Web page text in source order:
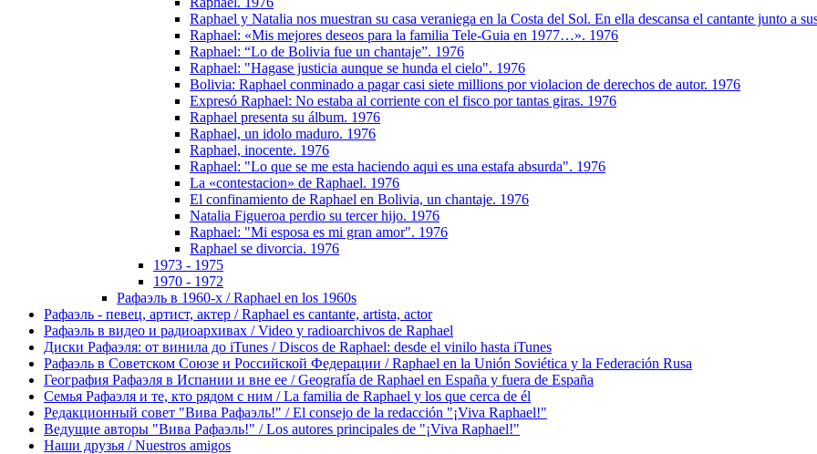
Raphael y Natalia nos muestran su casa veraniega en la Costa del Sol. En ella descansa el cantante junto a
Raphael: «Mis mejores deseos para la familia Tele-Guia en 1977…». 1976
Raphael: “Lo de Bolivia fue un chantaje”. 1976
Raphael: "Hagase justicia aunque se hunda el cielo". 1976
Bolivia: Raphael conminado a pagar casi siete millions por violacion de derechos de autor. 1976
Expresó Raphael: No estaba al corriente con el fisco por tantas giras. 1976
Raphael presenta su álbum. 1976
Raphael, un idolo maduro. 1976
Raphael, inocente. 1976
Raphael: "Lo que se me esta haciendo aqui es una estafa absurda". 1976
La «contestacion» de Raphael. 1976
El confinamiento de Raphael en Bolivia, un chantaje. 1976
Natalia Figueroa perdio su tercer hijo. 1976
Raphael: "Mi esposa es mi gran amor". 1976
Raphael se divorcia. 1976
1973 - 1975
1970 - 1972
Рафаэль в 1960-х / Raphael en los 1960s
Рафаэль - певец, артист, актер / Raphael es cantante, artista, actor
Рафаэль в видео и радиоархивах / Video y radioarchivos de Raphael
Диски Рафаэля: от винила до iTunes / Discos de Raphael: desde el vinilo hasta iTunes
Рафаэль в Советском Союзе и Российской Федерации / Raphael en la Unión Soviética y la Federación Rusa
География Рафаэля в Испании и вне ее / Geografía de Raphael en España y fuera de España
Семья Рафаэля и те, кто рядом с ним / La familia de Raphael y los que cerca de él
Редакционный совет "Вива Рафаэль!" / El consejo de la redacción "¡Viva Raphael!"
Ведущие авторы "Вива Рафаэль!" / Los autores principales de "¡Viva Raphael!"
Наши друзья / Nuestros amigos